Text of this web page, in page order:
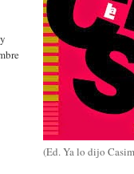
(Ed. Ya lo dijo